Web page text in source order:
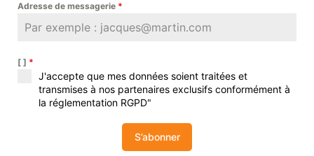
Adresse de messagerie *
[ ] *
J'accepte que mes données soient traitées et
transmises à nos partenaires exclusifs conformément à
la réglementation RGPD"
S’abonner